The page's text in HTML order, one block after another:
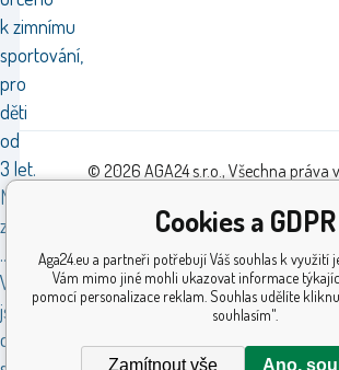
k zimnímu
sportování,
pro
děti
od
3 let.
Maximální
zatížení
..50 kg.
Výrobky
jsou
certifikovány
© 2026 AGA24 s.r.o., Všechna práva
Cookies a GDPR
Aga24.eu a partneři potřebují Váš souhlas k využití
Vám mimo jiné mohli ukazovat informace
pomocí personalizace reklam. Souhlas udělíte
souhlasím".
Zamítnout vše Ano,